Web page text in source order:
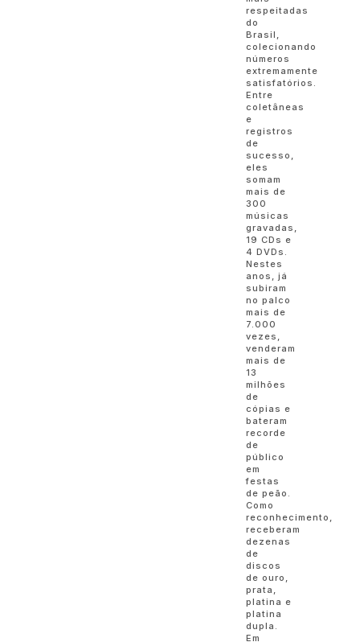
respeitadas
do
Brasil,
colecionando
números
extremamente
satisfatórios.
Entre
coletâneas
e
registros
de
sucesso,
eles
somam
mais de
300
músicas
gravadas,
19 CDs e
4 DVDs.
Nestes
anos, já
subiram
no palco
mais de
7.000
vezes,
venderam
mais de
13
milhões
de
cópias e
bateram
recorde
de
público
em
festas
de peão.
Como
reconhecimento,
receberam
dezenas
de
discos
de ouro,
prata,
platina e
platina
dupla.
Em